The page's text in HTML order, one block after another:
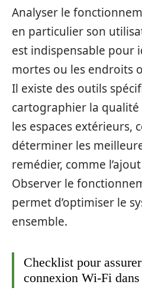
Analyser le
en particulier son
est indispensable pour
mortes ou les endroits
Il existe des outils
cartographier la qualité
les espaces extérieurs,
déterminer les
remédier, comme
Observer le
permet d’optimiser le
ensemble.
Checklist pour
connexion Wi-Fi